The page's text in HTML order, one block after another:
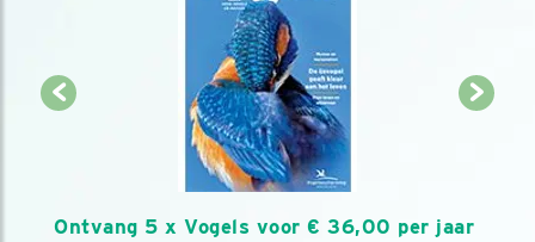
Ontvang 5 x Vogels voor € 36,00 per jaar